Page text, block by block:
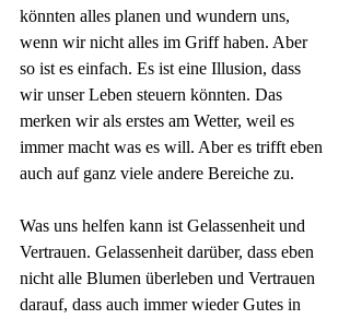
könnten alles planen und wundern uns,
wenn wir nicht alles im Griff haben. Aber
so ist es einfach. Es ist eine Illusion, dass
wir unser Leben steuern könnten. Das
merken wir als erstes am Wetter, weil es
immer macht was es will. Aber es trifft eben
auch auf ganz viele andere Bereiche zu.
Was uns helfen kann ist Gelassenheit und
Vertrauen. Gelassenheit darüber, dass eben
nicht alle Blumen überleben und Vertrauen
darauf, dass auch immer wieder Gutes in